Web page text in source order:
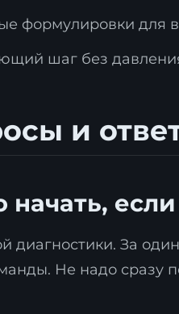
формулировки для
шаг без
и
начать,
диагностики. За
Не надо сразу